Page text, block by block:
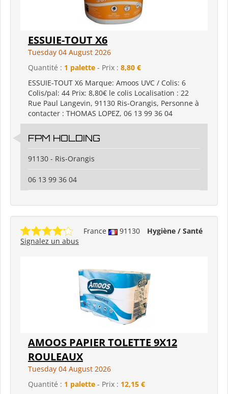
ESSUIE-TOUT X6
Tuesday 04 August 2026
Quantité : 1 palette - Prix : 8,80 €
ESSUIE-TOUT X6 Marque: Amoos UVC / Colis: 6
Colis/pal: 44 Prix: 8,80€ le colis Localisation : 22
Rue Paul Langevin, 91130 Ris-Orangis, Personne à
contacter : THOMAS LOPEZ, 06 13 99 36 04
FPM HOLDING
91130 - Ris-Orangis
06 13 99 36 04
France 91130
Hygiène / Santé
Signalez un abus
AMOOS PAPIER TOLETTE 9X12
ROULEAUX
Tuesday 04 August 2026
Quantité : 1 palette - Prix : 12,15 €